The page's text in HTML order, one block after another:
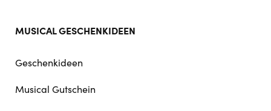
MUSICAL GESCHENKIDEEN
Geschenkideen
Musical Gutschein